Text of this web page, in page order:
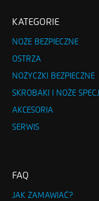
KATEGORIE
NOŻE BEZPIECZNE
OSTRZA
NOŻYCZKI BEZPIECZNE
SKROBAKI I NOŻE
AKCESORIA
SERWIS
FAQ
JAK ZAMAWIAĆ?